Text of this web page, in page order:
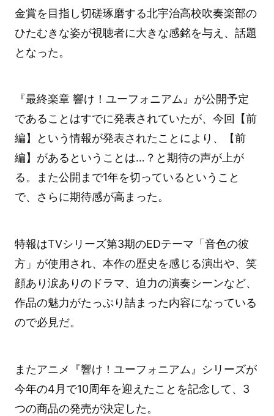
金賞を目指し切磋琢磨する北宇治高校吹奏楽部の
ひたむきな姿が視聴者に大きな感銘を与え、話題
となった。
『最終楽章 響け！ユーフォニアム』が公開予定
であることはすでに発表されていたが、今回【前
編】という情報が発表されたことにより、【前
編】があるということは…？と期待の声が上が
る。また公開まで1年を切っているということ
で、さらに期待感が高まった。
特報はTVシリーズ第3期のEDテーマ「音色の彼
方」が使用され、本作の歴史を感じる演出や、笑
顔あり涙ありのドラマ、迫力の演奏シーンなど、
作品の魅力がたっぷり詰まった内容になっている
ので必見だ。
またアニメ『響け！ユーフォニアム』シリーズが
今年の4月で10周年を迎えたことを記念して、3
つの商品の発売が決定した。